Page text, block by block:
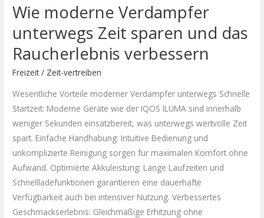
Wie moderne Verdampfer
unterwegs Zeit sparen und das
Raucherlebnis verbessern
Freizeit/ Zeit-vertreiben
Wesentliche Vorteile moderner Verdampfer unterwegs Schnelle
Startzeit: Moderne Geräte wie der IQOS ILUMA sind innerhalb
weniger Sekunden einsatzbereit, was unterwegs wertvolle Zeit
spart. Einfache Handhabung: Intuitive Bedienung und
unkomplizierte Reinigung sorgen für maximalen Komfort ohne
Aufwand. Optimierte Akkuleistung: Lange Laufzeiten und
Schnellladefunktionen garantieren eine dauerhafte
Verfügbarkeit auch bei intensiver Nutzung. Verbessertes
Geschmackserlebnis: Gleichmäßige Erhitzung ohne